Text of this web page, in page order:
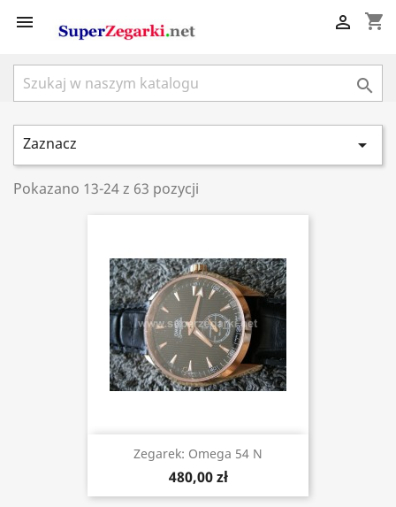
 shopping_cart


Zaznacz 
Pokazano 13-24 z 63 pozycji
Zegarek: Omega 54 N
480,00 zł